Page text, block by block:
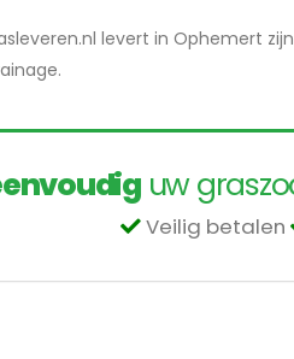
levert in Ophemert
uw
Veilig betalen